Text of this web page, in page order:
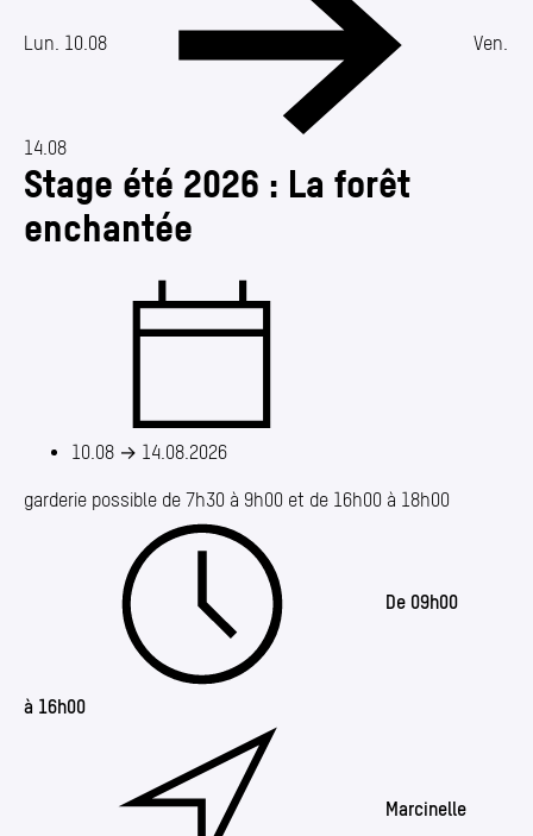
Media center
Lun. 10.08 Ven.
14.08
Stage été 2026 : La forêt
enchantée
10.08 → 14.08.2026
garderie possible de 7h30 à 9h00 et de 16h00 à 18h00
De 09h00
à 16h00
Marcinelle